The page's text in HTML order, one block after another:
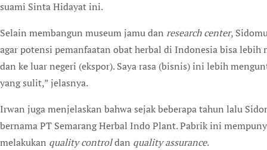
suami Sinta Hidayat ini.
Selain membangun museum jamu dan research center,
agar potensi pemanfaatan obat herbal di Indonesia bisa lebih
dan ke luar negeri (ekspor). Saya rasa (bisnis) ini lebih
yang sulit,” jelasnya.
Irwan juga menjelaskan bahwa sejak beberapa tahun lalu
bernama PT Semarang Herbal Indo Plant. Pabrik ini
melakukan quality controldan quality assurance.